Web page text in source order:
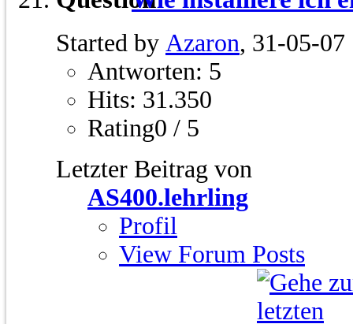
Started by Azaron, 31-05-07
Antworten: 5
Hits: 31.350
Rating0 / 5
Letzter Beitrag von
AS400.lehrling
Profil
View Forum Posts